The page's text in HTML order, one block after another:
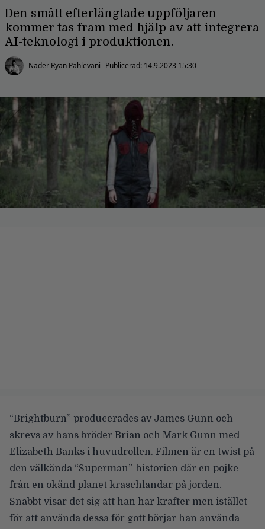
Den smått efterlängtade uppföljaren
kommer tas fram med hjälp av att integrera
AI-teknologi i produktionen.
Nader Ryan Pahlevani Publicerad: 14.9.2023 15:30
“Brightburn” producerades av James Gunn och
skrevs av hans bröder Brian och Mark Gunn med
Elizabeth Banks i huvudrollen. Filmen är en twist på
den välkända “Superman”-historien där en pojke
från en okänd planet kraschlandar på jorden.
Snabbt visar det sig att han har krafter men istället
för att använda dessa för gott börjar han använda